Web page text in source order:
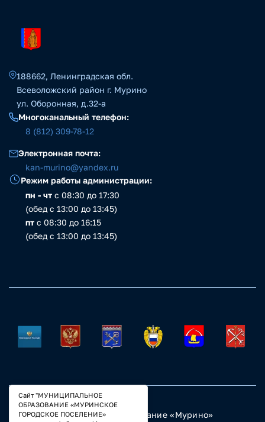
188662, Ленинградская обл.
Всеволожский район г. Мурино
ул. Оборонная, д.32-а
Многоканальный телефон:
8 (812) 309-78-12
Электронная почта:
kan-murino@yandex.ru
Режим работы администрации:
пн - чт с 08:30 до 17:30
(обед с 13:00 до 13:45)
пт с 08:30 до 16:15
(обед с 13:00 до 13:45)
© 2023 Муниципальное образование «Мурино»
Сайт "МУНИЦИПАЛЬНОЕ
ОБРАЗОВАНИЕ «МУРИНСКОЕ
ГОРОДСКОЕ ПОСЕЛЕНИЕ»